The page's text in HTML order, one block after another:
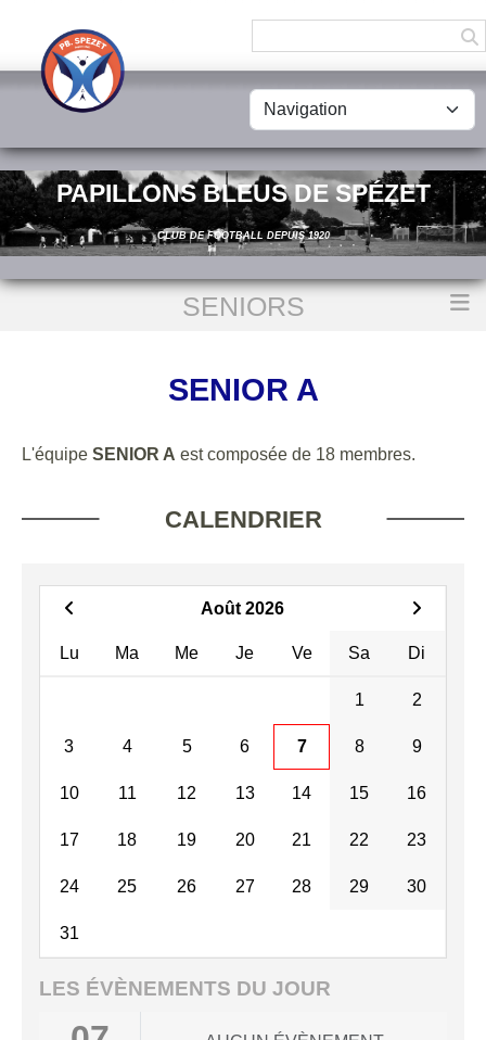
PAPILLONS BLEUS DE SPÉZET
CLUB DE FOOTBALL DEPUIS 1920
SENIORS
SENIOR A
SENIOR A
L'équipe SENIOR A est composée de 18 membres.
CALENDRIER
Août 2026
Lu Ma Me Je Ve Sa Di
1 2
3 4 5 6 7 8 9
10 11 12 13 14 15 16
17 18 19 20 21 22 23
24 25 26 27 28 29 30
31
LES ÉVÈNEMENTS DU JOUR